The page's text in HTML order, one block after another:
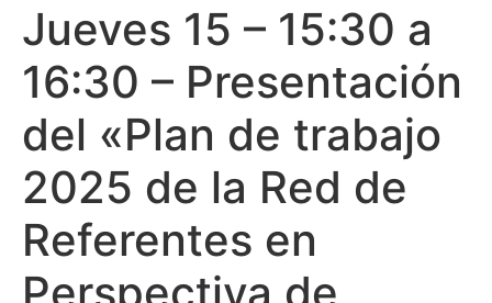
Jueves 15 – 15:30 a
16:30 – Presentación
del «Plan de trabajo
2025 de la Red de
Referentes en